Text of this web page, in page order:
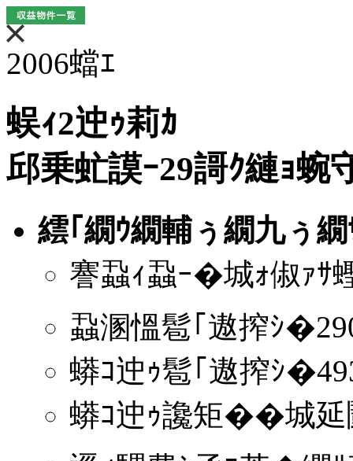
2006蟷ｴ
蜈ｨ2迚ｩ莉ｶ
邱乗虻謨ｰ29謌ｸ縺ｮ蜿
繧｢繝ｳ繝輔ぅ繝九ぅ
謇蝨ｨ蝨ｰ�城ｫ俶ｧｻ
蝨溷慍髱｢遨搾ｼ
蟒ｺ迚ｩ髱｢遨搾ｼ
蟒ｺ迚ｩ讒矩��城